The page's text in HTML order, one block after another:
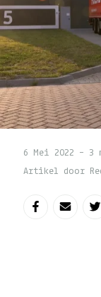
6 Mei 2022 - 3
Artikel door